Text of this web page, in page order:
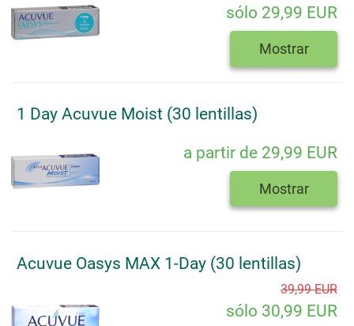
sólo 29,99 EUR
Mostrar
1 Day Acuvue Moist (30 lentillas)
a partir de 29,99 EUR
Mostrar
Acuvue Oasys MAX 1-Day (30 lentillas)
39,99 EUR
sólo 30,99 EUR